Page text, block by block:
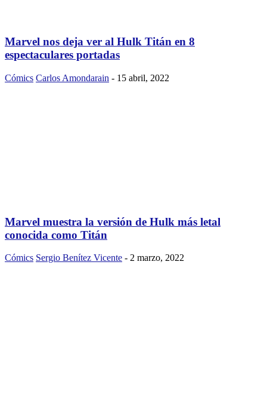
Marvel nos deja ver al Hulk Titán en 8
espectaculares portadas
Cómics Carlos Amondarain - 15 abril, 2022
Marvel muestra la versión de Hulk más letal
conocida como Titán
Cómics Sergio Benítez Vicente - 2 marzo, 2022